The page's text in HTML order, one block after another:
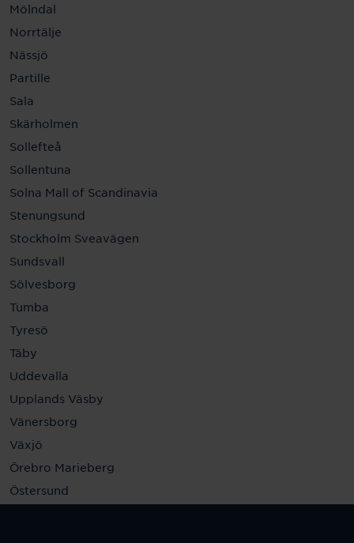
Mölndal
Norrtälje
Nässjö
Partille
Sala
Skärholmen
Sollefteå
Sollentuna
Solna Mall of Scandinavia
Stenungsund
Stockholm Sveavägen
Sundsvall
Sölvesborg
Tumba
Tyresö
Täby
Uddevalla
Upplands Väsby
Vänersborg
Växjö
Örebro Marieberg
Östersund